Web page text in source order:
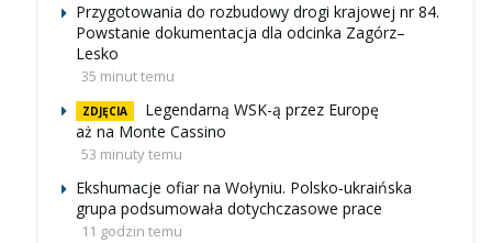
Przygotowania do rozbudowy drogi krajowej nr 84.
Powstanie dokumentacja dla odcinka Zagórz–
Lesko
35 minut temu
ZDJĘCIA
Legendarną WSK-ą przez Europę
aż na Monte Cassino
53 minuty temu
Ekshumacje ofiar na Wołyniu. Polsko-ukraińska
grupa podsumowała dotychczasowe prace
11 godzin temu